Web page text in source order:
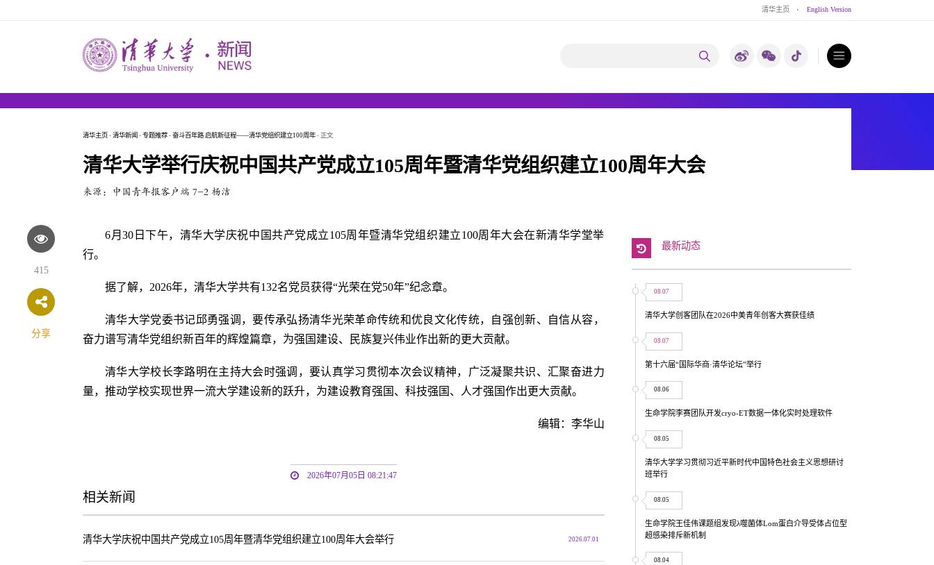
清华主页 · English Version
清华主页 - 清华新闻 - 专题推荐 - 奋斗百年路 启航新征程——清华党组织建立100周年 - 正文
清华大学举行庆祝中国共产党成立105周年暨清华党组织建立100周年大会
来源：中国青年报客户端 7-2 杨洁
415
分享
6月30日下午，清华大学庆祝中国共产党成立105周年暨清华党组织建立100周年大会在新清华学堂举
行。
据了解，2026年，清华大学共有132名党员获得“光荣在党50年”纪念章。
清华大学党委书记邱勇强调，要传承弘扬清华光荣革命传统和优良文化传统，自强创新、自信从容，
奋力谱写清华党组织新百年的辉煌篇章，为强国建设、民族复兴伟业作出新的更大贡献。
清华大学校长李路明在主持大会时强调，要认真学习贯彻本次会议精神，广泛凝聚共识、汇聚奋进力
量，推动学校实现世界一流大学建设新的跃升，为建设教育强国、科技强国、人才强国作出更大贡献。
编辑：李华山
2026年07月05日 08:21:47
相关新闻
2026.07.01
清华大学庆祝中国共产党成立105周年暨清华党组织建立100周年大会举行
最新动态
08.07
清华大学创客团队在2026中美青年创客大赛获佳绩
08.07
第十六届“国际华商·清华论坛”举行
08.06
生命学院李赛团队开发cryo-ET数据一体化实时处理软件
08.05
清华大学学习贯彻习近平新时代中国特色社会主义思想研讨
班举行
08.05
生命学院王佳伟课题组发现λ噬菌体Lom蛋白介导受体占位型
超感染排斥新机制
08.04